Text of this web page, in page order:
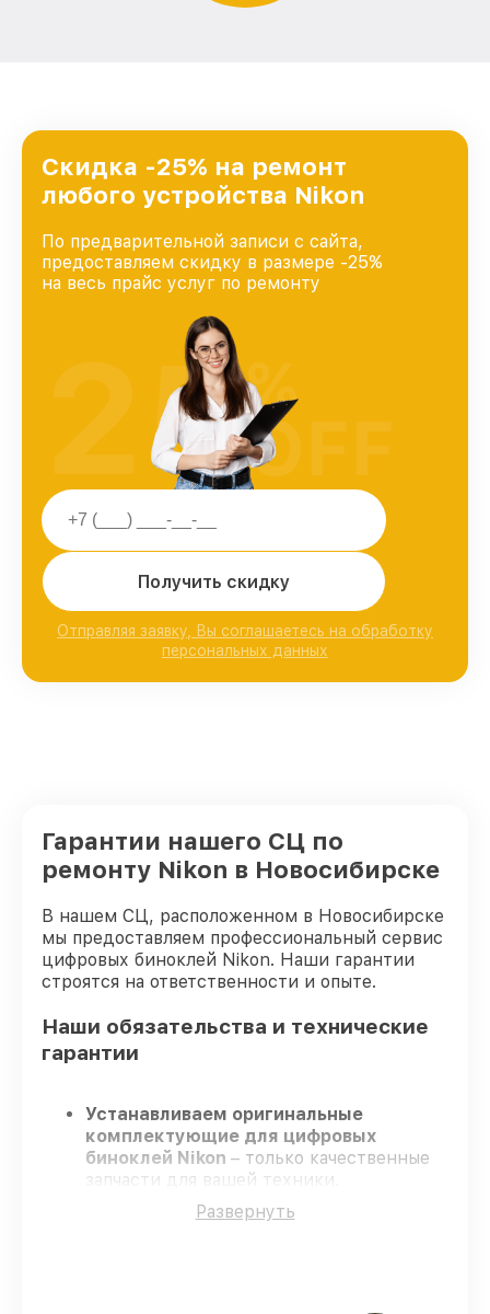
Скидка -25% на ремонт
любого устройства Nikon
По предварительной записи с сайта,
предоставляем скидку в размере -25%
на весь прайс услуг по ремонту
Получить скидку
Отправляя заявку, Вы соглашаетесь на обработку
персональных данных
25%
OFF
Гарантии нашего СЦ по
ремонту Nikon в Новосибирске
В нашем СЦ, расположенном в Новосибирске
мы предоставляем профессиональный сервис
цифровых биноклей Nikon. Наши гарантии
строятся на ответственности и опыте.
Наши обязательства и технические
гарантии
Устанавливаем оригинальные
комплектующие для цифровых
биноклей Nikon – только качественные
запчасти для вашей техники.
Сертифицированные специалисты
проходят строгий отбор, что
Развернуть